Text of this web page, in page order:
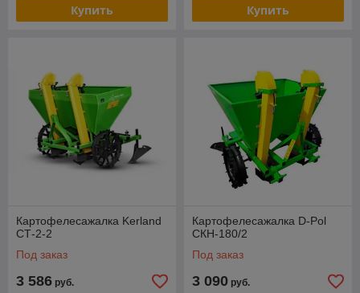
Купить Купить
Картофелесажалка Kerland
СТ-2-2
Под заказ
3 586 руб.
Картофелесажалка D-Pol
СКН-180/2
Под заказ
3 090 руб.